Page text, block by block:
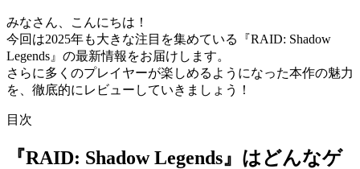
みなさん、こんにちは！
今回は2025年も大きな注目を集めている『RAID: Shadow
Legends』の最新情報をお届けします。
さらに多くのプレイヤーが楽しめるようになった本作の魅力
を、徹底的にレビューしていきましょう！
目次
『RAID: Shadow Legends』はどんなゲ